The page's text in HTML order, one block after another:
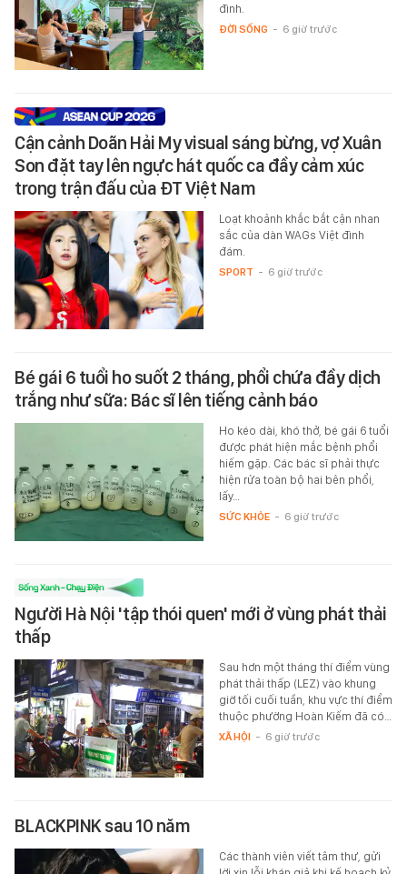
đình.
ĐỜI SỐNG - 6 giờ trước
Cận cảnh Doãn Hải My visual sáng bừng, vợ Xuân
Son đặt tay lên ngực hát quốc ca đầy cảm xúc
trong trận đấu của ĐT Việt Nam
Loạt khoảnh khắc bắt cận nhan
sắc của dàn WAGs Việt đình
đám.
SPORT - 6 giờ trước
Bé gái 6 tuổi ho suốt 2 tháng, phổi chứa đầy dịch
trắng như sữa: Bác sĩ lên tiếng cảnh báo
Ho kéo dài, khó thở, bé gái 6 tuổi
được phát hiện mắc bệnh phổi
hiếm gặp. Các bác sĩ phải thực
hiện rửa toàn bộ hai bên phổi,
lấy…
SỨC KHỎE - 6 giờ trước
Người Hà Nội 'tập thói quen' mới ở vùng phát thải
thấp
Sau hơn một tháng thí điểm vùng
phát thải thấp (LEZ) vào khung
giờ tối cuối tuần, khu vực thí điểm
thuộc phường Hoàn Kiếm đã có…
XÃ HỘI - 6 giờ trước
BLACKPINK sau 10 năm
Các thành viên viết tâm thư, gửi